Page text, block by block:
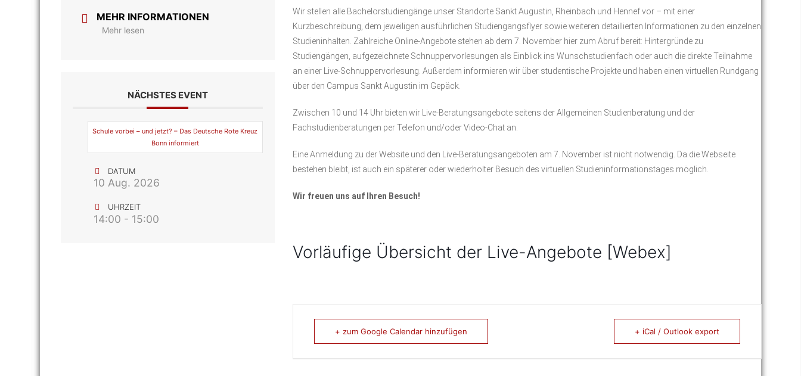
MEHR INFORMATIONEN
Mehr lesen
NÄCHSTES EVENT
Schule vorbei – und jetzt? – Das Deutsche Rote Kreuz
Bonn informiert
DATUM
10 Aug. 2026
UHRZEIT
14:00 - 15:00
Wir stellen alle Bachelorstudiengänge unser Standorte Sankt Augustin, Rheinbach und Hennef vor – mit einer
Kurzbeschreibung, dem jeweiligen ausführlichen Studiengangsflyer sowie weiteren detaillierten Informationen zu den einzelnen
Studieninhalten. Zahlreiche Online-Angebote stehen ab dem 7. November hier zum Abruf bereit: Hintergründe zu
Studiengängen, aufgezeichnete Schnuppervorlesungen als Einblick ins Wunschstudienfach oder auch die direkte Teilnahme
an einer Live-Schnuppervorlesung. Außerdem informieren wir über studentische Projekte und haben einen virtuellen Rundgang
über den Campus Sankt Augustin im Gepäck.
Zwischen 10 und 14 Uhr bieten wir Live-Beratungsangebote seitens der Allgemeinen Studienberatung und der
Fachstudienberatungen per Telefon und/oder Video-Chat an.
Eine Anmeldung zu der Website und den Live-Beratungsangeboten am 7. November ist nicht notwendig. Da die Webseite
bestehen bleibt, ist auch ein späterer oder wiederholter Besuch des virtuellen Studieninformationstages möglich.
Wir freuen uns auf Ihren Besuch!
Vorläufige Übersicht der Live-Angebote [Webex]
+ zum Google Calendar hinzufügen + iCal / Outlook export